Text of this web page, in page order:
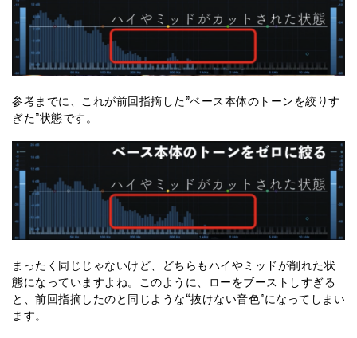
参考までに、これが前回指摘した”ベース本体のトーンを絞りす
ぎた”状態です。
まったく同じじゃないけど、どちらもハイやミッドが削れた状
態になっていますよね。このように、ローをブーストしすぎる
と、前回指摘したのと同じような“抜けない音色”になってしまい
ます。